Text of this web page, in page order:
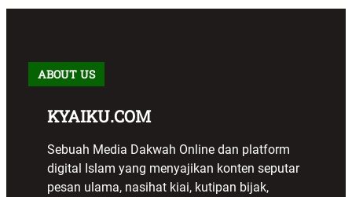
ABOUT US
KYAIKU.COM
Sebuah Media Dakwah Online dan platform
digital Islam yang menyajikan konten seputar
pesan ulama, nasihat kiai, kutipan bijak,